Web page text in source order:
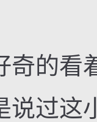
的看
说过这